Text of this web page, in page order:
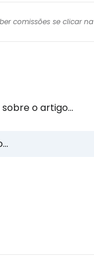
comissões se clicar
o artigo...